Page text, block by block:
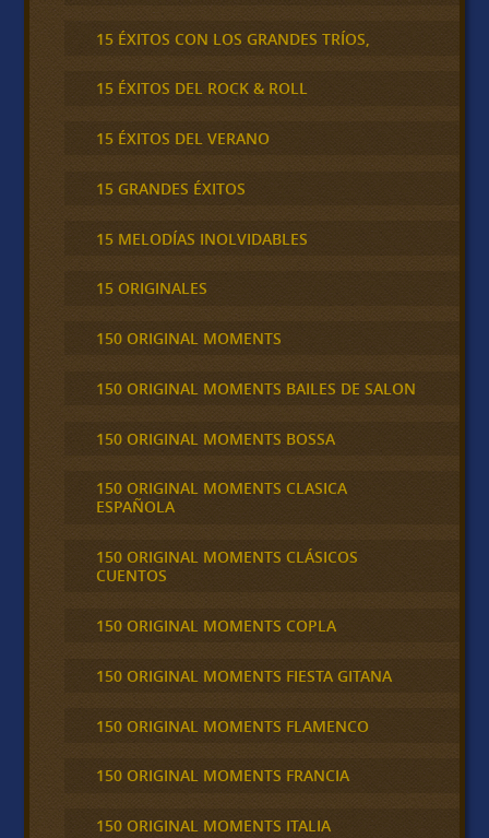
15 ÉXITOS CON LOS GRANDES TRÍOS,
15 ÉXITOS DEL ROCK & ROLL
15 ÉXITOS DEL VERANO
15 GRANDES ÉXITOS
15 MELODÍAS INOLVIDABLES
15 ORIGINALES
150 ORIGINAL MOMENTS
150 ORIGINAL MOMENTS BAILES DE SALON
150 ORIGINAL MOMENTS BOSSA
150 ORIGINAL MOMENTS CLASICA
ESPAÑOLA
150 ORIGINAL MOMENTS CLÁSICOS
CUENTOS
150 ORIGINAL MOMENTS COPLA
150 ORIGINAL MOMENTS FIESTA GITANA
150 ORIGINAL MOMENTS FLAMENCO
150 ORIGINAL MOMENTS FRANCIA
150 ORIGINAL MOMENTS ITALIA